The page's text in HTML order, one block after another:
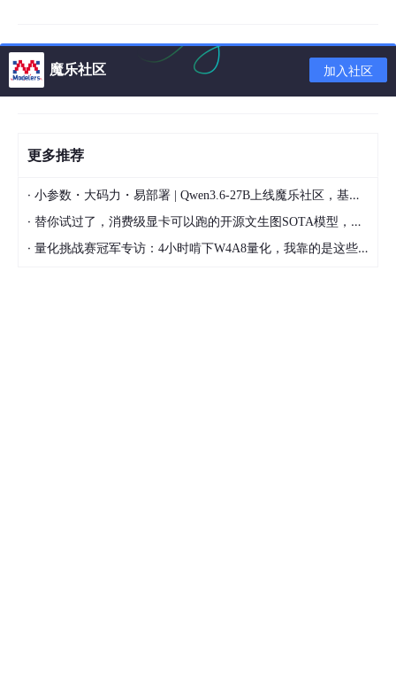
魔乐社区 加入社区
更多推荐
· 小参数・大码力・易部署 | Qwen3.6-27B上线魔乐社区，基于昇腾的部署教程来了
· 替你试过了，消费级显卡可以跑的开源文生图SOTA模型，顶级渲染、高密度文本绘图
· 量化挑战赛冠军专访：4小时啃下W4A8量化，我靠的是这些经验